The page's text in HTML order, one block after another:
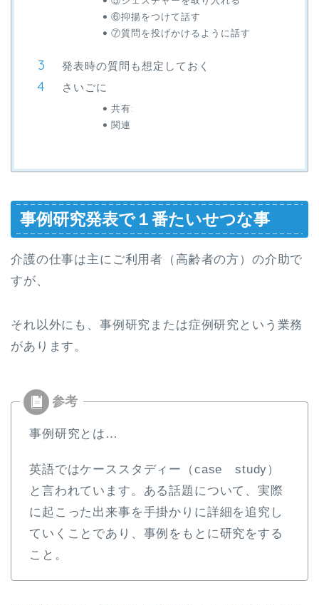
⑥抑揚をつけて話す
⑦質問を投げかけるように話す
発表時の質問も想定しておく
さいごに
共有:
関連
事例研究発表で１番たいせつな事
介護の仕事は主にご利用者（高齢者の方）の介助で
すが、
それ以外にも、事例研究または症例研究という業務
があります。
事例研究とは…
英語ではケーススタディー（case study）
と言われています。ある話題について、実際
に起こった出来事を手掛かりに詳細を追究し
ていくことであり、事例をもとに研究をする
こと。